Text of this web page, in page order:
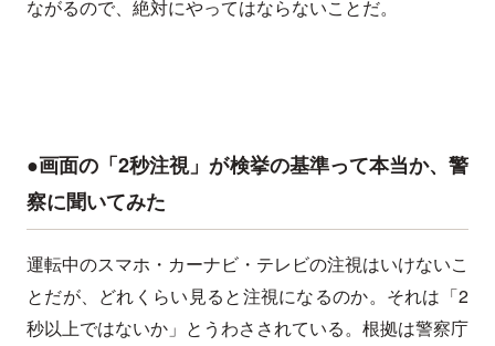
ながるので、絶対にやってはならないことだ。
●画面の「2秒注視」が検挙の基準って本当か、警
察に聞いてみた
運転中のスマホ・カーナビ・テレビの注視はいけないこ
とだが、どれくらい見ると注視になるのか。それは「2
秒以上ではないか」とうわさされている。根拠は警察庁